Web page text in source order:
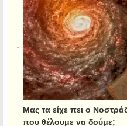
Μας τα είχε πει ο
που θέλουμε να δούμε;